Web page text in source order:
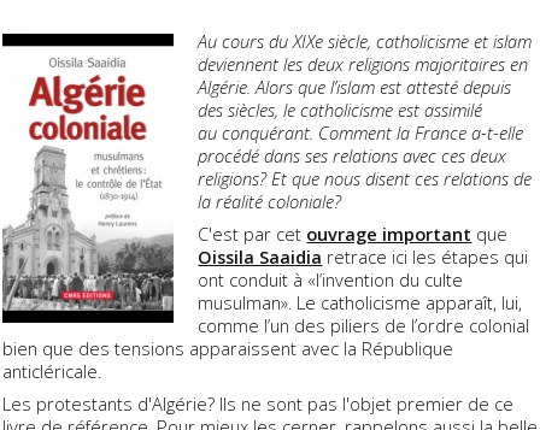
Au cours du XIXe siècle, catholicisme et islam
deviennent les deux religions majoritaires en
Algérie. Alors que l’islam est attesté depuis
des siècles, le catholicisme est assimilé
au conquérant. Comment la France a-t-elle
procédé dans ses relations avec ces deux
religions? Et que nous disent ces relations de
la réalité coloniale?
C'est par cet ouvrage important que
Oissila Saaidia retrace ici les étapes qui
ont conduit à «l’invention du culte
musulman». Le catholicisme apparaît, lui,
comme l’un des piliers de l’ordre colonial
bien que des tensions apparaissent avec la République
anticléricale.
Les protestants d'Algérie? Ils ne sont pas l'objet premier de ce